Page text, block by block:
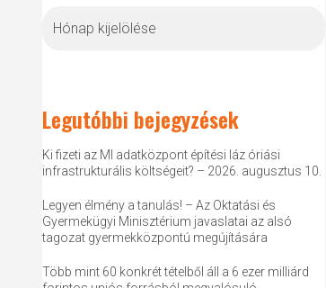
Legutóbbi bejegyzések
Ki fizeti az MI adatközpont építési láz óriási
infrastrukturális költségeit? – 2026. augusztus 10.
Legyen élmény a tanulás! – Az Oktatási és
Gyermekügyi Minisztérium javaslatai az alsó
tagozat gyermekközpontú megújítására
Több mint 60 konkrét tételből áll a 6 ezer milliárd